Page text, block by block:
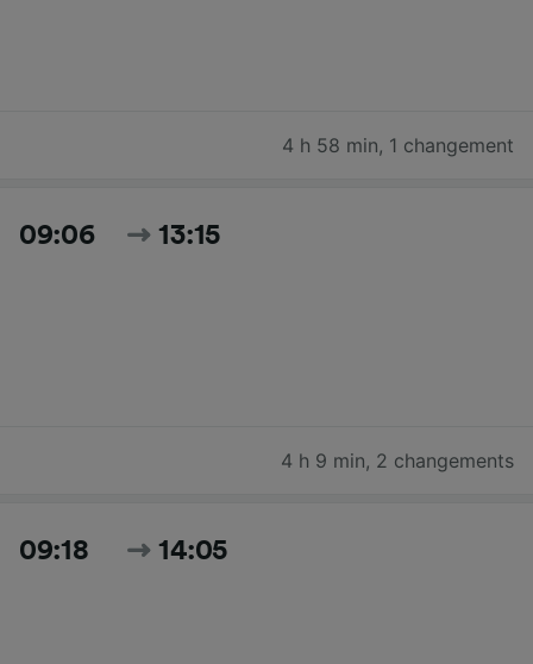
4 h 58 min, 1 changement
09:06 13:15
4 h 9 min, 2 changements
09:18 14:05